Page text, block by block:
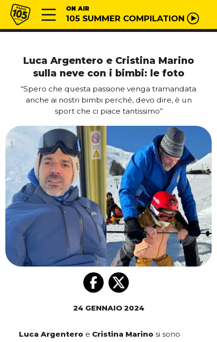
Vai al contenuto
Radio 105 ON AIR
105 SUMMER COMPILATION
Luca Argentero e Cristina Marino
sulla neve con i bimbi: le foto
“Spero che questa passione venga tramandata
anche ai nostri bimbi perché, devo dire, è un
sport che ci piace tantissimo”
24 GENNAIO 2024
Luca Argentero e Cristina Marino si sono